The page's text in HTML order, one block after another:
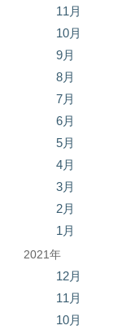
11月
10月
9月
8月
7月
6月
5月
4月
3月
2月
1月
2021年
12月
11月
10月